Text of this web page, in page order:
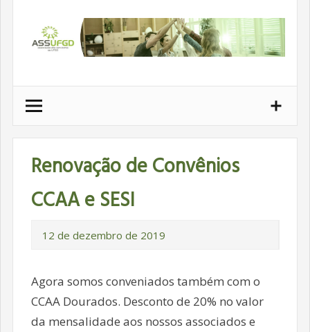
conteúdo
Renovação de Convênios
CCAA e SESI
12 de dezembro de 2019
Agora somos conveniados também com o
CCAA Dourados. Desconto de 20% no valor
da mensalidade aos nossos associados e